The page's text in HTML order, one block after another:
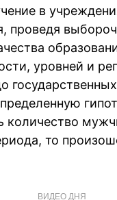
в
проведя
уровней и
количество
то
ВИДЕО ДНЯ